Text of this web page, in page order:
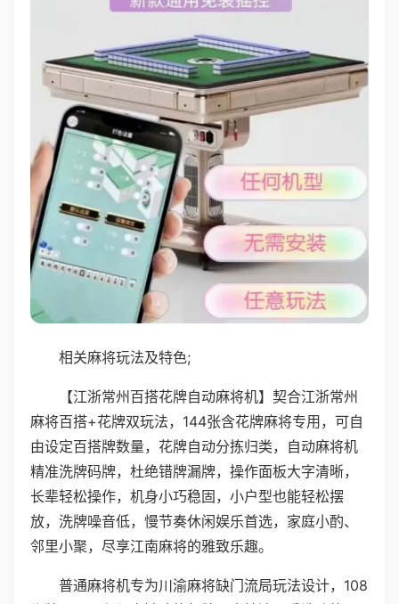
相关麻将玩法及特色;
【江浙常州百搭花牌自动麻将机】契合江浙常州
麻将百搭+花牌双玩法，144张含花牌麻将专用，可自
由设定百搭牌数量，花牌自动分拣归类，自动麻将机
精准洗牌码牌，杜绝错牌漏牌，操作面板大字清晰，
长辈轻松操作，机身小巧稳固，小户型也能轻松摆
放，洗牌噪音低，慢节奏休闲娱乐首选，家庭小酌、
邻里小聚，尽享江南麻将的雅致乐趣。
普通麻将机专为川渝麻将缺门流局玩法设计，108